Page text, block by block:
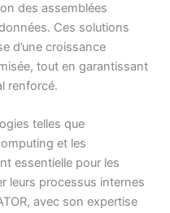
des assemblées
Ces solutions
d’une croissance
tout en garantissant
renforcé.
telles que
et les
essentielle pour les
leurs processus internes
avec son expertise